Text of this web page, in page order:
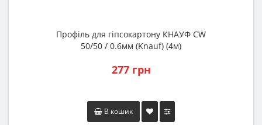
Профіль для гіпсокартону КНАУФ CW
50/50 / 0.6мм (Knauf) (4м)
277 грн
В кошик